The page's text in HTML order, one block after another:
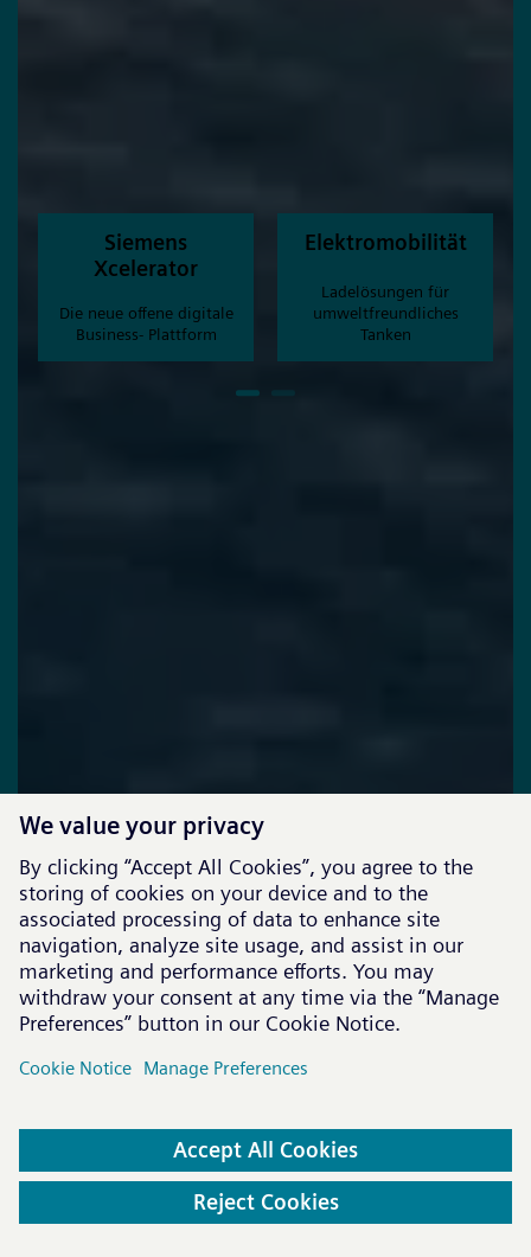
Siemens
Xcelerator
Die neue offene digitale
Business- Plattform
Elektromobilität
Ladelösungen für
umweltfreundliches
Tanken